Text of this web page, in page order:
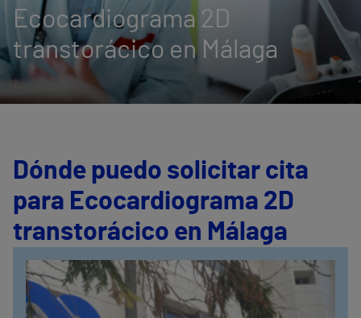
Ecocardiograma 2D
transtorácico en Málaga
Dónde puedo solicitar cita
para Ecocardiograma 2D
transtorácico en Málaga